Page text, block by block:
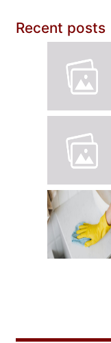
Recent posts